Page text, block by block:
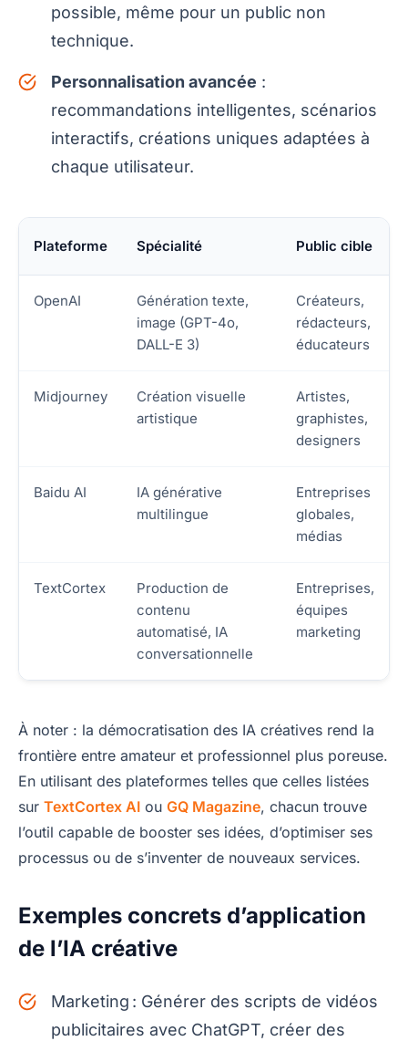
possible, même pour un public non
technique.
Personnalisation avancée :
recommandations intelligentes, scénarios
interactifs, créations uniques adaptées à
chaque utilisateur.
Plateforme Spécialité Public cible
OpenAI
Génération texte,
image (GPT-4o,
DALL-E 3)
Créateurs,
rédacteurs,
éducateurs
Midjourney
Création visuelle
artistique
Artistes,
graphistes,
designers
Baidu AI
IA générative
multilingue
Entreprises
globales,
médias
TextCortex
Production de
contenu
automatisé, IA
conversationnelle
Entreprises,
équipes
marketing
À noter : la démocratisation des IA créatives rend la
frontière entre amateur et professionnel plus poreuse.
En utilisant des plateformes telles que celles listées
sur TextCortex AI ou GQ Magazine, chacun trouve
l’outil capable de booster ses idées, d’optimiser ses
processus ou de s’inventer de nouveaux services.
Exemples concrets d’application
de l’IA créative
Marketing : Générer des scripts de vidéos
publicitaires avec ChatGPT, créer des